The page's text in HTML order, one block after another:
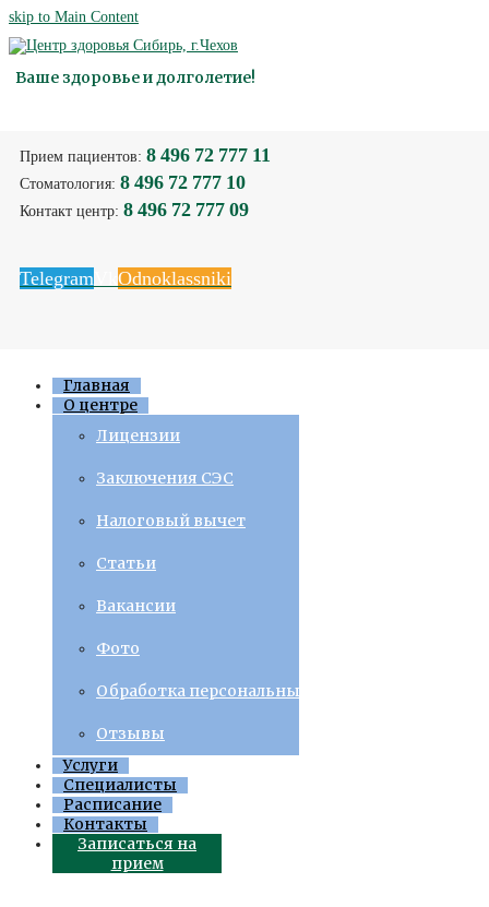
skip to Main Content
Ваше здоровье и долголетие!
Прием пациентов: 8 496 72 777 11
Стоматология: 8 496 72 777 10
Контакт центр: 8 496 72 777 09
Telegram Odnoklassniki
Главная
О центре
Лицензии
Заключения СЭС
Налоговый вычет
Статьи
Вакансии
Фото
Обработка персональных данных
Отзывы
Услуги
Специалисты
Расписание
Контакты
Записаться на
прием